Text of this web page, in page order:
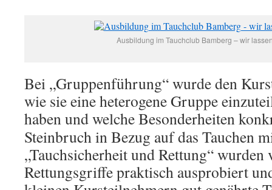
Ausbildung im Tauchclub Bamberg – wir
Bei „Gruppenführung“ wurde den
wie sie eine heterogene Gruppe
haben undwelche Besonderheiten
Steinbruch in Bezug auf das Tauchen
„Tauchsicherheit und Rettung“ wurden
Rettungsgriffe praktisch ausprobiert